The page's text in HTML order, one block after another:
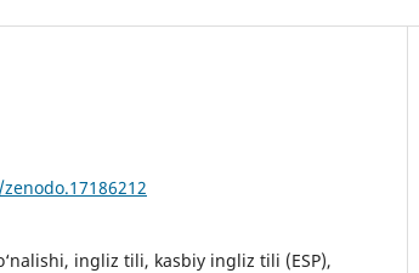
ingliz tili, kasbiy ingliz tili (ESP),